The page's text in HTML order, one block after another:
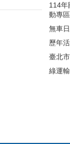
114年
動專區
無車
歷年
臺北
綠運